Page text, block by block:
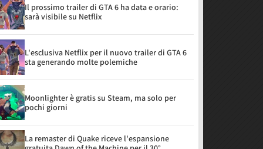
Il prossimo trailer di GTA 6 ha data e orario:
sarà visibile su Netflix
L'esclusiva Netflix per il nuovo trailer di GTA 6
sta generando molte polemiche
Moonlighter è gratis su Steam, ma solo per
pochi giorni
La remaster di Quake riceve l'espansione